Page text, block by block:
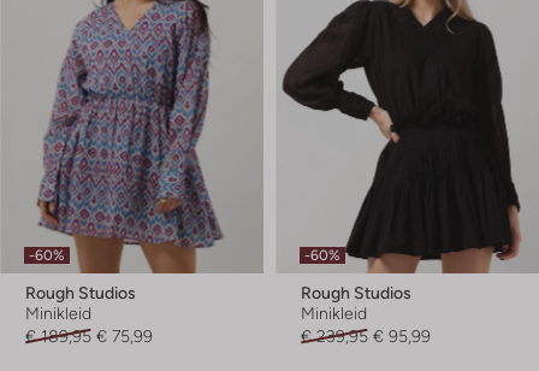
-60%
Rough Studios
Minikleid
€ 189,95 € 75,99
-60%
Rough Studios
Minikleid
€ 239,95 € 95,99